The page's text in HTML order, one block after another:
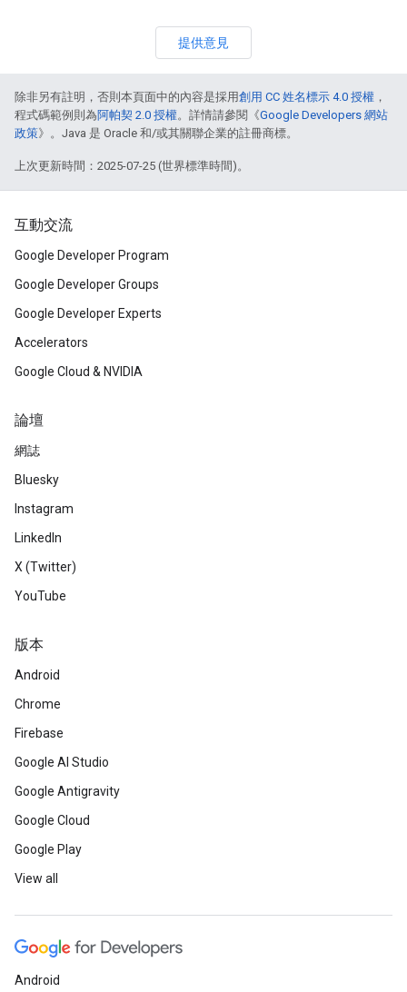
提供意見
除非另有註明，否則本頁面中的內容是採用創用 CC 姓名標示 4.0 授權 ，
程式碼範例則為阿帕契 2.0 授權。詳情請參閱《Google Developers 網站
政策》。Java 是 Oracle 和/或其關聯企業的註冊商標。
上次更新時間：2025-07-25 (世界標準時間)。
互動交流
Google Developer Program
Google Developer Groups
Google Developer Experts
Accelerators
Google Cloud & NVIDIA
論壇
網誌
Bluesky
Instagram
LinkedIn
X (Twitter)
YouTube
版本
Android
Chrome
Firebase
Google AI Studio
Google Antigravity
Google Cloud
Google Play
View all
Android